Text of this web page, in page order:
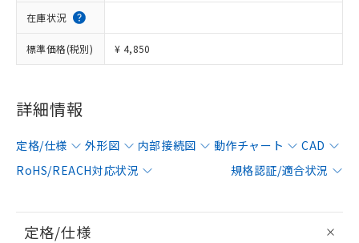
在庫状況
標準価格(税別) ¥ 4,850
詳細情報
定格/仕様 外形図 内部接続図 動作チャート
CAD
RoHS/REACH対応状況
規格認証/適合状況
定格/仕様